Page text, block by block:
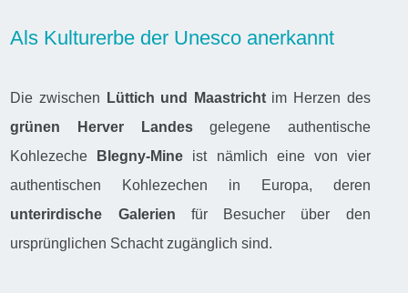
Als Kulturerbe der Unesco anerkannt
Die zwischen Lüttich und Maastrichtim Herzen des
grünen Herver Landesgelegene authentische
Kohlezeche
Blegny-Mine ist nämlich eine von vier
authentischen Kohlezechen in Europa, deren
unterirdische Galerien für Besucher über den
ursprünglichen Schacht zugänglich sind.